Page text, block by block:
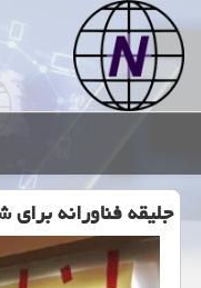
جلیقه فناورانه